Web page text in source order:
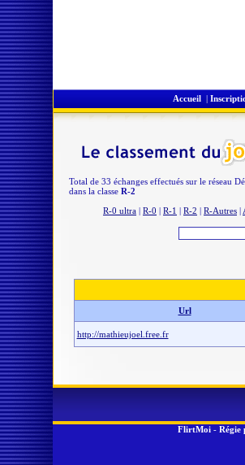
Accueil |
Total de 33 échanges effectués sur le réseau
dans la classe R-2
R-0 ultra | R-0 | R-1 | R-2 | R-Autres |
Url
http://mathieujoel.free.fr
FlirtMoi - Régie